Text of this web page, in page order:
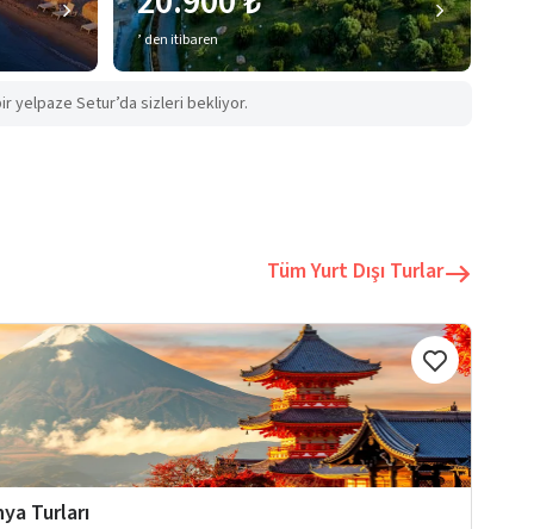
’ den itibaren
yelpaze Setur’da sizleri bekliyor.
Tüm Yurt Dışı Turlar
Turları